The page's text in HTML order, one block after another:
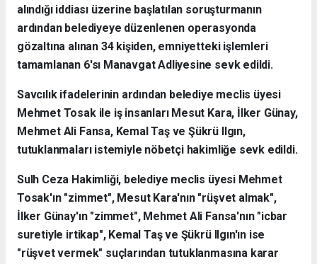
alındığı iddiası üzerine başlatılan soruşturmanın
ardından belediyeye düzenlenen operasyonda
gözaltına alınan 34 kişiden, emniyetteki işlemleri
tamamlanan 6'sı Manavgat Adliyesine sevk edildi.
Savcılık ifadelerinin ardından belediye meclis üyesi
Mehmet Tosak ile iş insanları Mesut Kara, İlker Günay,
Mehmet Ali Fansa, Kemal Taş ve Şükrü Ilgın,
tutuklanmaları istemiyle nöbetçi hakimliğe sevk edildi.
Sulh Ceza Hakimliği, belediye meclis üyesi Mehmet
Tosak'ın "zimmet", Mesut Kara'nın "rüşvet almak",
İlker Günay'ın "zimmet", Mehmet Ali Fansa'nın "icbar
suretiyle irtikap", Kemal Taş ve Şükrü Ilgın'ın ise
"rüşvet vermek" suçlarından tutuklanmasına karar